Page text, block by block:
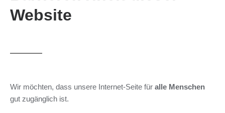
Website
Wir möchten, dass unsere Internet-Seite für alle Menschen
gut zugänglich ist.